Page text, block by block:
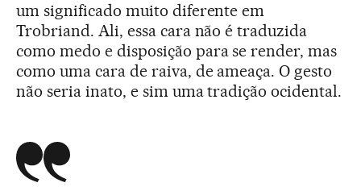
um significado muito diferente em
Trobriand. Ali, essa cara não é traduzida
como medo e disposição para se render, mas
como uma cara de raiva, de ameaça. O gesto
não seria inato, e sim uma tradição ocidental.